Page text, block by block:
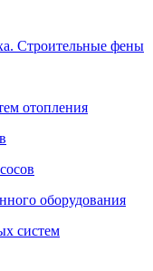
Строительные фены
отопления
оборудования
систем